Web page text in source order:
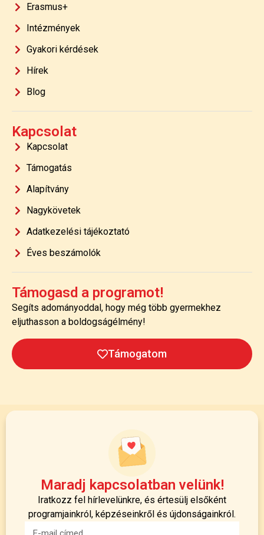
Erasmus+
Intézmények
Gyakori kérdések
Hírek
Blog
Kapcsolat
Kapcsolat
Támogatás
Alapítvány
Nagykövetek
Adatkezelési tájékoztató
Éves beszámolók
Támogasd a programot!
Segíts adományoddal, hogy még több gyermekhez
eljuthasson a boldogságélmény!
Támogatom
Maradj kapcsolatban velünk!
Iratkozz fel hírlevelünkre, és értesülj elsőként
programjainkról, képzéseinkről és újdonságainkról.